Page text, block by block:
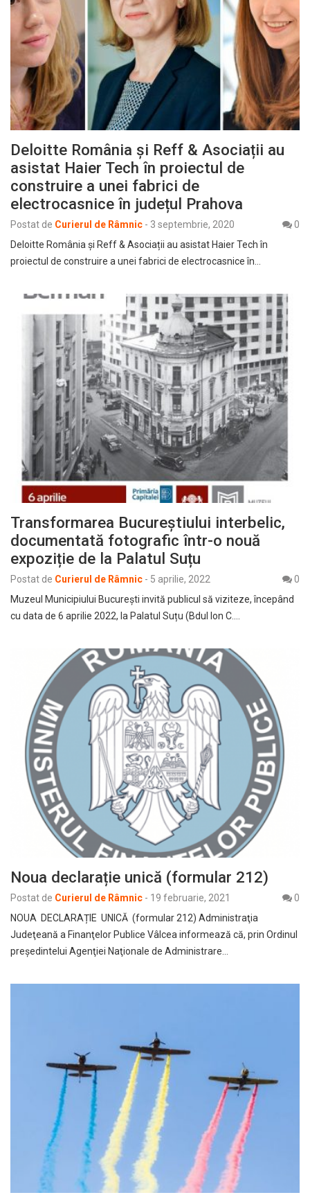
Deloitte România și Reff & Asociații au
asistat Haier Tech în proiectul de
construire a unei fabrici de
electrocasnice în județul Prahova
Postat de Curierul de Râmnic - 3 septembrie, 2020
0
Deloitte România și Reff & Asociații au asistat Haier Tech în
proiectul de construire a unei fabrici de electrocasnice în…
Transformarea Bucureștiului interbelic,
documentată fotografic într-o nouă
expoziție de la Palatul Suțu
Postat de Curierul de Râmnic - 5 aprilie, 2022
0
Muzeul Municipiului București invită publicul să viziteze, începând
cu data de 6 aprilie 2022, la Palatul Suțu (Bdul Ion C.…
Noua declarație unică (formular 212)
Postat de Curierul de Râmnic - 19 februarie, 2021
0
NOUA DECLARAȚIE UNICĂ (formular 212) Administraţia
Judeţeană a Finanţelor Publice Vâlcea informează că, prin Ordinul
preşedintelui Agenţiei Naţionale de Administrare…